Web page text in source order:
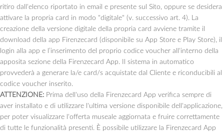
ritiro dall'elenco riportato in email e presente sul Sito, oppure se desidera
attivare la propria card in modo "digitale" (v. successivo art. 4). La
creazione della versione digitale della propria card avviene tramite il
download della app Firenzecard (disponibile su App Store e Play Store), il
login alla app e l’inserimento del proprio codice voucher all'interno della
apposita sezione della Firenzecard App. Il sistema in automatico
provvederà a generare la/e card/s acquistate dal Cliente e riconducibili al
codice voucher inserito.
ATTENZIONE: Prima dell'uso della Firenzecard App verifica sempre di
aver installato e di utilizzare l'ultima versione disponibile dell'applicazione,
per poter visualizzare l'offerta museale aggiornata e fruire correttamente
di tutte le funzionalità presenti. È possibile utilizzare la Firenzecard App